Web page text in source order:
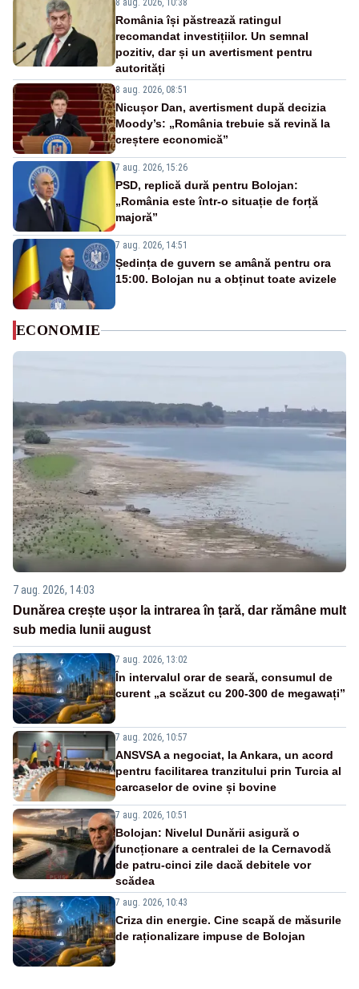
8 aug. 2026, 10:38
România își păstrează ratingul
recomandat investițiilor. Un semnal
pozitiv, dar și un avertisment pentru
autorități
8 aug. 2026, 08:51
Nicușor Dan, avertisment după decizia
Moody’s: „România trebuie să revină la
creștere economică”
7 aug. 2026, 15:26
PSD, replică dură pentru Bolojan:
„România este într-o situație de forță
majoră”
7 aug. 2026, 14:51
Ședința de guvern se amână pentru ora
15:00. Bolojan nu a obținut toate avizele
ECONOMIE
7 aug. 2026, 14:03
Dunărea crește ușor la intrarea în țară, dar rămâne mult
sub media lunii august
7 aug. 2026, 13:02
În intervalul orar de seară, consumul de
curent „a scăzut cu 200-300 de megawați”
7 aug. 2026, 10:57
ANSVSA a negociat, la Ankara, un acord
pentru facilitarea tranzitului prin Turcia al
carcaselor de ovine și bovine
7 aug. 2026, 10:51
Bolojan: Nivelul Dunării asigură o
funcționare a centralei de la Cernavodă
de patru-cinci zile dacă debitele vor
scădea
7 aug. 2026, 10:43
Criza din energie. Cine scapă de măsurile
de raționalizare impuse de Bolojan